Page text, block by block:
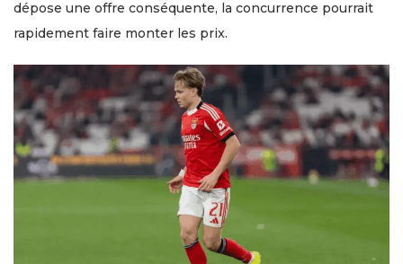
dépose une offre conséquente, la concurrence pourrait
rapidement faire monter les prix.